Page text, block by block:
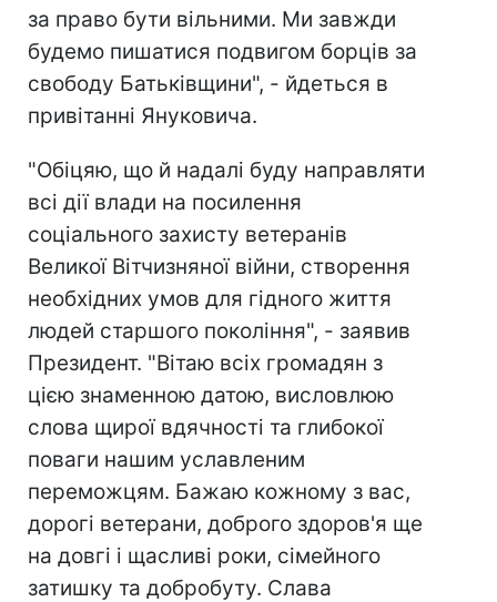
за право бути вільними. Ми завжди
будемо пишатися подвигом борців за
свободу Батьківщини", - йдеться в
привітанні Януковича.
"Обіцяю, що й надалі буду направляти
всі дії влади на посилення
соціального захисту ветеранів
Великої Вітчизняної війни, створення
необхідних умов для гідного життя
людей старшого покоління", - заявив
Президент. "Вітаю всіх громадян з
цією знаменною датою, висловлюю
слова щирої вдячності та глибокої
поваги нашим уславленим
переможцям. Бажаю кожному з вас,
дорогі ветерани, доброго здоров'я ще
на довгі і щасливі роки, сімейного
затишку та добробуту. Слава